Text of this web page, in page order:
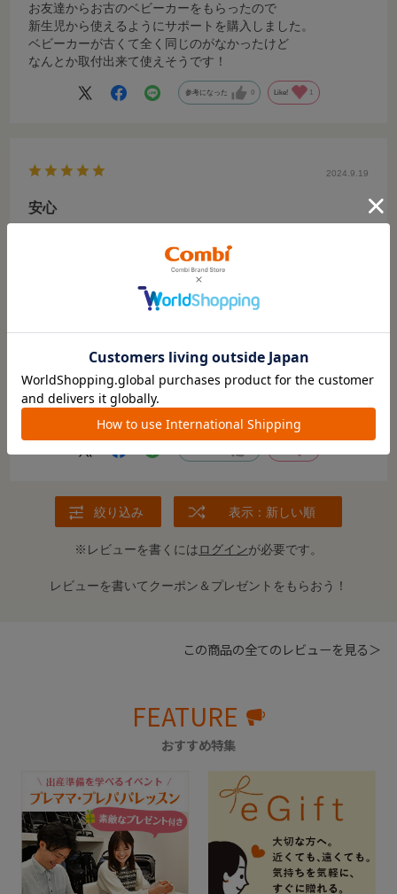
お友達からお古のベビーカーをもらったので
新生児から使えるようにサポートを購入しました。
ベビーカーが古くて全く同じのがなかったけど
なんとか取付出来て使えそうです！
参考になった 0 Like! 1
2024.9.19
安心
:0～3カ月頃 お子さまのご利用時期
用途:おでかけ
no name
ベビーカーを知人から譲ってもらい、ヘッドサポートが無か
ったので購入しました！
安心してお出かけできます。
絞り込み 表示：新しい順
※レビューを書くにはログインが必要です。
レビューを書いてクーポン＆プレゼントをもらおう！
この商品の全てのレビューを見る＞
FEATURE
おすすめ特集